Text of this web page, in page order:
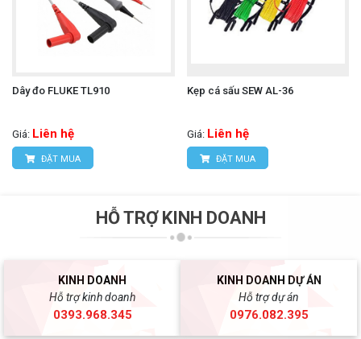
Dây đo FLUKE TL910
Giá: Liên hệ
ĐẶT MUA
Kẹp cá sấu SEW AL-36
Giá: Liên hệ
ĐẶT MUA
HỖ TRỢ KINH DOANH
KINH DOANH
Hỗ trợ kinh doanh
0393.968.345
KINH DOANH DỰ ÁN
Hỗ trợ dự án
0976.082.395